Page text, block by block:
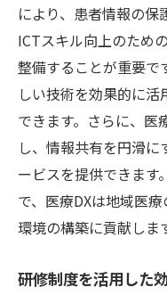
により、患者情報の保
ICTスキル向上のため
整備することが重要で
しい技術を効果的に
できます。さらに、医
し、情報共有を円滑
ービスを提供できます
で、医療DXは地域医
環境の構築に貢献しま
研修制度を活用した